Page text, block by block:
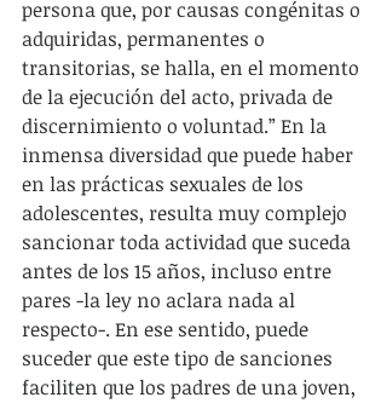
persona que, por causas congénitas o
adquiridas, permanentes o
transitorias, se halla, en el momento
de la ejecución del acto, privada de
discernimiento o voluntad.” En la
inmensa diversidad que puede haber
en las prácticas sexuales de los
adolescentes, resulta muy complejo
sancionar toda actividad que suceda
antes de los 15 años, incluso entre
pares -la ley no aclara nada al
respecto-. En ese sentido, puede
suceder que este tipo de sanciones
faciliten que los padres de una joven,